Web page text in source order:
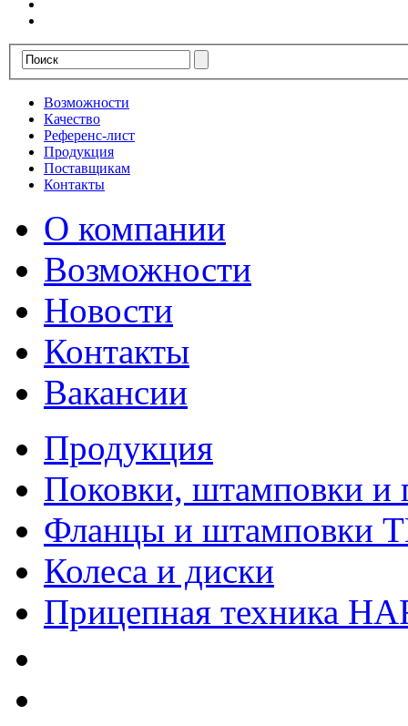
Возможности
Качество
Референс-лист
Продукция
Поставщикам
Контакты
О компании
Возможности
Новости
Контакты
Вакансии
Продукция
Поковки, штамповки и
Фланцы и штамповки
Колеса и диски
Прицепная техника